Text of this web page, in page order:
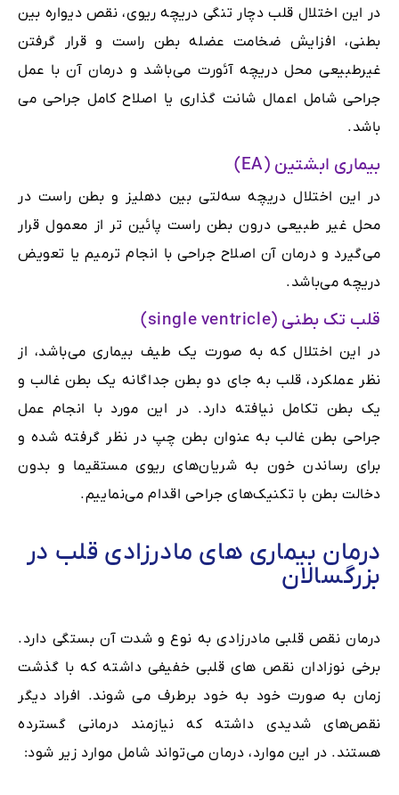
در این اختلال قلب دچار تنگی دریچه ریوی، نقص دیواره‌ بین
بطنی، افزایش ضخامت عضله بطن راست و قرار گرفتن
غیرطبیعی محل دریچه آئورت می‌باشد و درمان آن با عمل
جراحی شامل اعمال شانت گذاری یا اصلاح کامل جراحی می
باشد.
بیماری ابشتین (EA)
در این اختلال دریچه سه‌لتی بین دهلیز و بطن راست در
محل غیر طبیعی درون بطن راست پائین تر از معمول قرار
می‌گیرد و درمان آن اصلاح جراحی با انجام ترمیم یا تعویض
دریچه می‌باشد.
قلب تک بطنی (single ventricle)
در این اختلال که به صورت یک طیف بیماری می‌باشد، ‌از
نظر عملکرد، قلب به جای دو بطن جداگانه یک بطن غالب و
یک بطن تکامل نیافته دارد. در این مورد با انجام عمل
جراحی بطن غالب به عنوان بطن چپ در نظر گرفته شده و
برای رساندن خون به شریان‌های ریوی مستقیما و بدون
دخالت بطن با تکنیک‌های جراحی اقدام می‌نماییم.
درمان بیماری های مادرزادی قلب در
بزرگسالان
درمان نقص قلبی مادرزادی به نوع و شدت آن بستگی دارد.
برخی نوزادان نقص های قلبی خفیفی داشته که با گذشت
زمان به صورت خود به خود برطرف می شوند. افراد دیگر
نقص‌های شدیدی داشته که نیازمند درمانی گسترده
هستند. در این موارد، درمان می‌تواند شامل موارد زیر شود: